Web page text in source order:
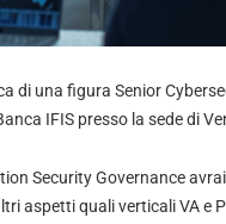
di una figura Senior
IFIS presso la sede di
Security Governance
aspetti quali verticali VA e